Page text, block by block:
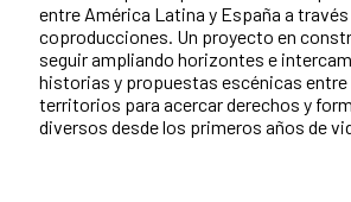
entre América Latina y España a través
coproducciones. Un proyecto en
seguir ampliando horizontes e
historias y propuestas escénicas
territorios para acercar derechos y
diversos desde los primeros años de